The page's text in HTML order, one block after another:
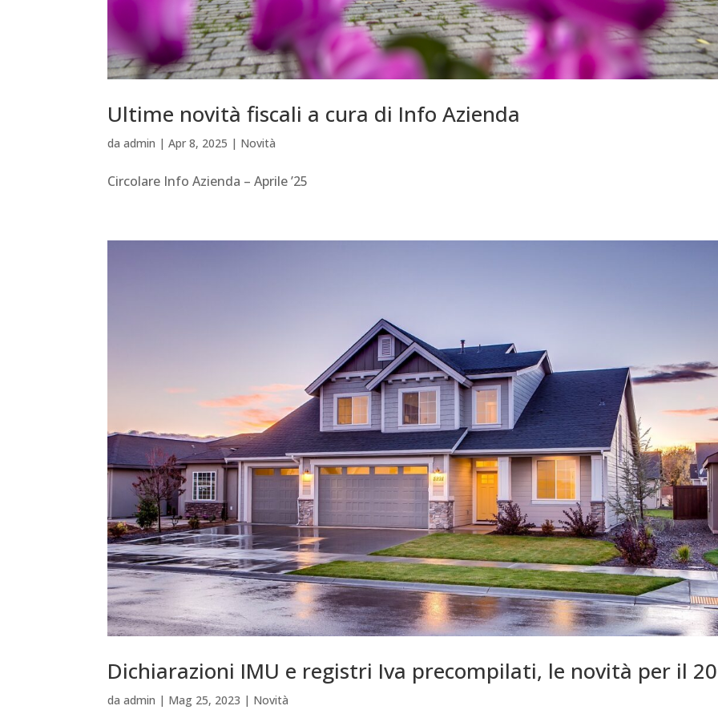
Ultime novità fiscali a cura di Info Azienda
daadmin |Apr 8, 2025 | Novità
Circolare Info Azienda – Aprile ’25
Dichiarazioni IMU e registri Iva precompilati, le novità per il
daadmin | Mag 25, 2023 | Novità